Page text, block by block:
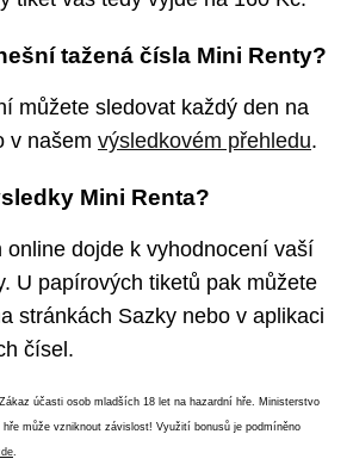
tažená čísla Mini Renty?
můžete sledovat každý den na
v našem výsledkovém přehledu.
Mini Renta?
online dojde k vyhodnocení vaší
U papírových tiketů pak můžete
stránkách Sazky nebo v aplikaci
čísel.
účasti osob mladších 18 let na hazardní hře. Ministerstvo
může vzniknout závislost! Využití bonusů je podmíněno
.